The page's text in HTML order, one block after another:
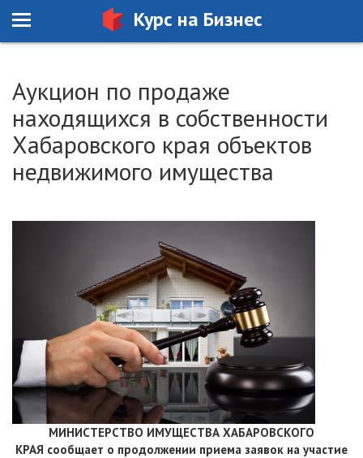
Курс на Бизнес
Аукцион по продаже
находящихся в собственности
Хабаровского края объектов
недвижимого имущества
МИНИСТЕРСТВО ИМУЩЕСТВА ХАБАРОВСКОГО
КРАЯ сообщает о продолжении приема заявок на участие